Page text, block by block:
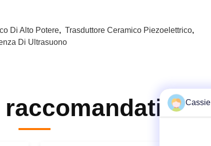
Di Alto Potere, Trasduttore Ceramico Piezoelettrico,
Di Ultrasuono
Cassie